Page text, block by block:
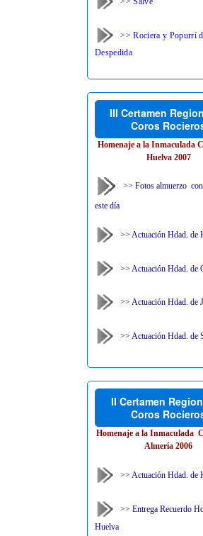
>> Rociera y Popurrí
Despedida
III Certamen
Coros
Homenaje a la Inmaculada
Huelva 2007
>> Fotos almuerzo
este día
>> Actuación Hdad. de
>> Actuación Hdad. de
>> Actuación Hdad. de
>> Actuación Hdad. de
II Certamen
Coros
Homenaje a la Inmaculada
Almería 2006
>> Actuación Hdad. de
>> Entrega Recuerdo
Huelva